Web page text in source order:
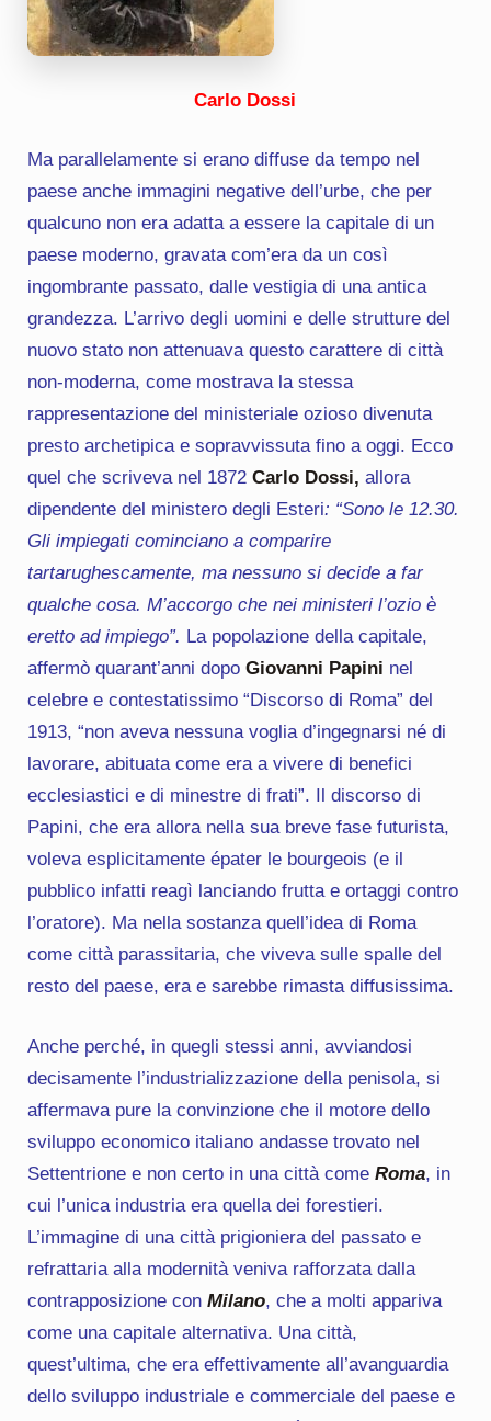
Carlo Dossi
Ma parallelamente si erano diffuse da tempo nel
paese anche immagini negative dell’urbe, che per
qualcuno non era adatta a essere la capitale di un
paese moderno, gravata com’era da un così
ingombrante passato, dalle vestigia di una antica
grandezza. L’arrivo degli uomini e delle strutture del
nuovo stato non attenuava questo carattere di città
non-moderna, come mostrava la stessa
rappresentazione del ministeriale ozioso divenuta
presto archetipica e sopravvissuta fino a oggi. Ecco
quel che scriveva nel 1872 Carlo Dossi, allora
dipendente del ministero degli Esteri: “Sono le 12.30.
Gli impiegati cominciano a comparire
tartarughescamente, ma nessuno si decide a far
qualche cosa. M’accorgo che nei ministeri l’ozio è
eretto ad impiego”. La popolazione della capitale,
affermò quarant’anni dopo Giovanni Papini nel
celebre e contestatissimo “Discorso di Roma” del
1913, “non aveva nessuna voglia d’ingegnarsi né di
lavorare, abituata come era a vivere di benefici
ecclesiastici e di minestre di frati”. Il discorso di
Papini, che era allora nella sua breve fase futurista,
voleva esplicitamente épater le bourgeois (e il
pubblico infatti reagì lanciando frutta e ortaggi contro
l’oratore). Ma nella sostanza quell’idea di Roma
come città parassitaria, che viveva sulle spalle del
resto del paese, era e sarebbe rimasta diffusissima.
Anche perché, in quegli stessi anni, avviandosi
decisamente l’industrializzazione della penisola, si
affermava pure la convinzione che il motore dello
sviluppo economico italiano andasse trovato nel
Settentrione e non certo in una città come Roma, in
cui l’unica industria era quella dei forestieri.
L’immagine di una città prigioniera del passato e
refrattaria alla modernità veniva rafforzata dalla
contrapposizione con Milano, che a molti appariva
come una capitale alternativa. Una città,
quest’ultima, che era effettivamente all’avanguardia
dello sviluppo industriale e commerciale del paese e